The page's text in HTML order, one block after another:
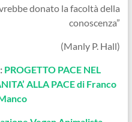
donato la facoltà della
conoscenza”
(Manly P. Hall)
PROGETTO PACE NEL
ALLA PACE di Franco